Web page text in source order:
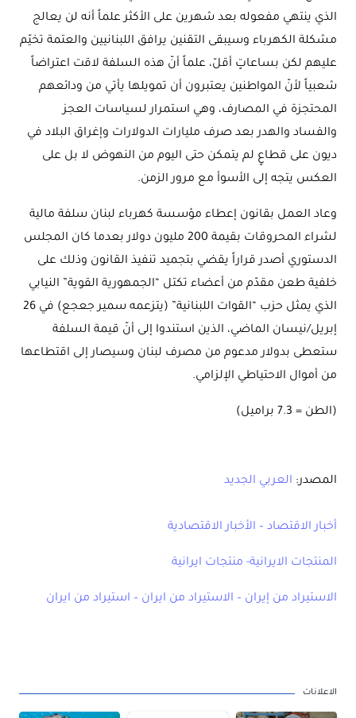
الذي ينتهي مفعوله بعد شهرين على الأكثر علماً أنه لن يعالج
مشكلة الكهرباء وسيبقى التقنين يرافق اللبنانيين والعتمة تخيّم
عليهم لكن بساعاتٍ أقلّ، علماً أنّ هذه السلفة لاقت اعتراضاً
شعبياً لأنّ المواطنين يعتبرون أن تمويلها يأتي من ودائعهم
المحتجزة في المصارف، وهي استمرار لسياسات العجز
والفساد والهدر بعد صرف مليارات الدولارات وإغراق البلاد في
ديون على قطاعٍ لم يتمكن حتى اليوم من النهوض لا بل على
العكس يتجه إلى الأسوأ مع مرور الزمن.
وعاد العمل بقانون إعطاء مؤسسة كهرباء لبنان سلفة مالية
لشراء المحروقات بقيمة 200 مليون دولار بعدما كان المجلس
الدستوري أصدر قراراً يقضي بتجميد تنفيذ القانون وذلك على
خلفية طعن مقدّم من أعضاء تكتل “الجمهورية القوية” النيابي
الذي يمثل حزب “القوات اللبنانية” (يتزعمه سمير جعجع) في 26
إبريل/نيسان الماضي، الذين استندوا إلى أنّ قيمة السلفة
ستعطى بدولار مدعوم من مصرف لبنان وسيصار إلى اقتطاعها
من أموال الاحتياطي الإلزامي.
(الطن = 7.3 براميل)
المصدر: العربي الجديد
أخبار الاقتصاد – الأخبار الاقتصادية
المنتجات الايرانية- منتجات ايرانية
الاستيراد من إيران – الاستيراد من ايران – استيراد من ايران
الاعلانات